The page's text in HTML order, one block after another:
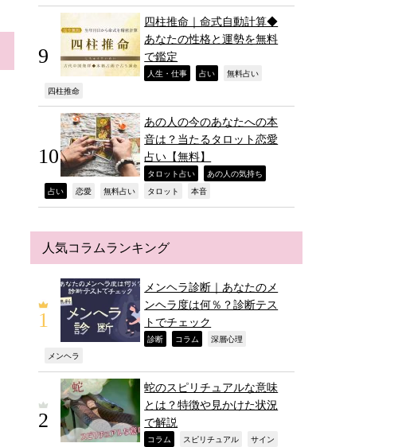
四柱推命｜命式自動計算◆
あなたの性格と運勢を無料
で鑑定
人生・仕事 占い 無料占い
四柱推命
あの人の今のあなたへの本
音は？当たるタロット恋愛
占い【無料】
タロット占い あの人の気持ち
占い 恋愛 無料占い タロット 本音
人気コラムランキング
メンヘラ診断｜あなたのメ
ンヘラ度は何％？診断テス
トでチェック
診断 コラム 深層心理
メンヘラ
蛇のスピリチュアルな意味
とは？特徴や見かけた状況
で解説
コラム スピリチュアル サイン